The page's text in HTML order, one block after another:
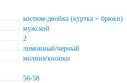
костюм-двойка (куртка + брюки)
мужской
2
лимонный/черный
молния/кнопки
56-58